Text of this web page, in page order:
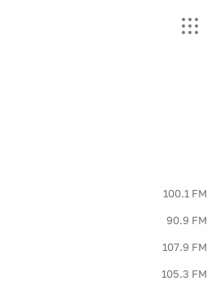
100.1 FM
90.9 FM
107.9 FM
105.3 FM